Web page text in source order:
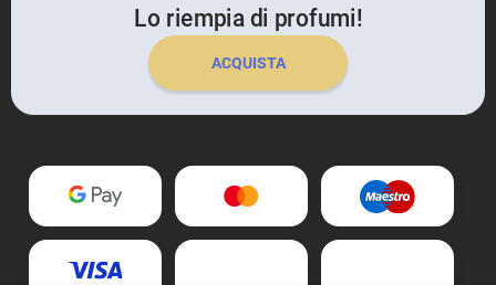
Lo riempia di profumi!
ACQUISTA